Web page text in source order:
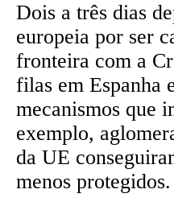
Dois a três dias
europeia por ser
fronteira com a
filas em Espanha
mecanismos que
exemplo,
da UE
menos protegidos.